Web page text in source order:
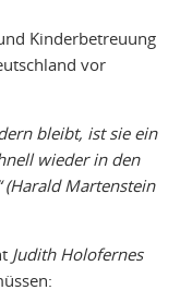
Kinderbetreuung
vor
bleibt, ist sie ein
wieder in den
(Harald Martenstein
Judith Holofernes